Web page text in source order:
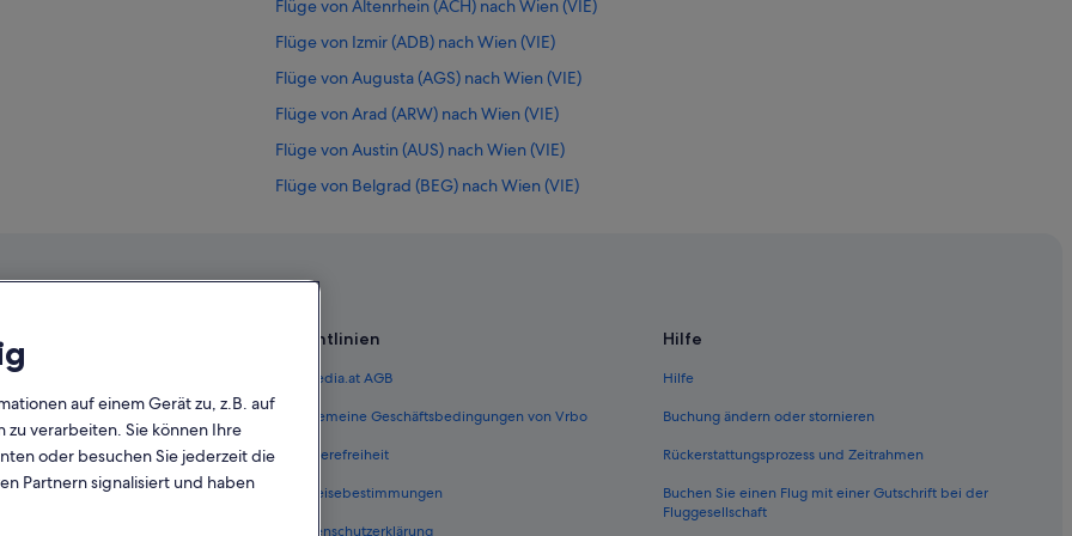
Flüge von Altenrhein (ACH) nach Wien (VIE)
Flüge von Izmir (ADB) nach Wien (VIE)
Flüge von Augusta (AGS) nach Wien (VIE)
Flüge von Arad (ARW) nach Wien (VIE)
Flüge von Austin (AUS) nach Wien (VIE)
Flüge von Belgrad (BEG) nach Wien (VIE)
Flüge von Bristol (BRS) nach Wien (VIE)
Flüge von Baltimore (BWI) nach Wien (VIE)
Flüge von Deauville (DOL) nach Wien (VIE)
Österreich
Österreich
Richtlinien
Expedia.at AGB
Allgemeine Geschäftsbedingungen von Vrbo
Barrierefreiheit
Einreisebestimmungen
Datenschutzerklärung
Hilfe
Hilfe
Buchung ändern oder stornieren
Rückerstattungsprozess und Zeitrahmen
Buchen Sie einen Flug mit einer Gutschrift bei der
Fluggesellschaft
auf einem Gerät zu, z.B. auf
verarbeiten. Sie können Ihre
oder besuchen Sie jederzeit die
Partnern signalisiert und haben